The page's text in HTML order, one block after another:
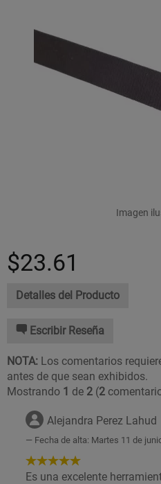
Imagen
$23.61
Detalles del Producto
Escribir Reseña
NOTA: Los comentarios
antes de que sean exhibidos.
Mostrando 1 de 2 (2
Alejandra Perez Lahud
Fecha de alta: Martes 11 de
5
de
Es una excelente